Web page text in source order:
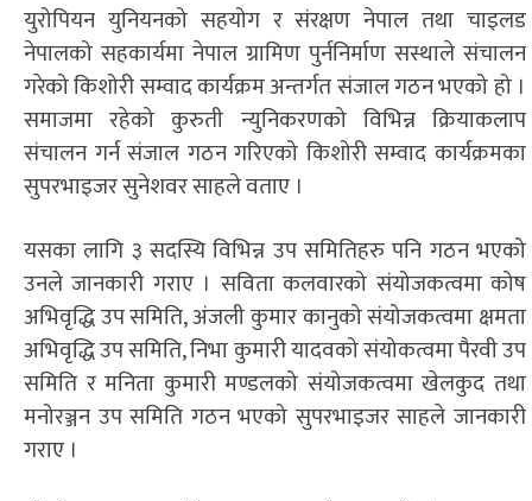
युरोपियन युनियनको सहयोग र संरक्षण नेपाल तथा चाइलड
नेपालको सहकार्यमा नेपाल ग्रामिण पुर्ननिर्माण सस्थाले संचालन
गरेको किशोरी सम्वाद कार्यक्रम अन्तर्गत संजाल गठन भएको हो ।
समाजमा रहेको कुरुती न्युनिकरणको विभिन्न क्रियाकलाप
संचालन गर्न संजाल गठन गरिएको किशोरी सम्वाद कार्यक्रमका
सुपरभाइजर सुनेशवर साहले वताए ।
यसका लागि ३ सदस्यि विभिन्न उप समितिहरु पनि गठन भएको
उनले जानकारी गराए । सविता कलवारको संयोजकत्वमा कोष
अभिवृद्धि उप समिति, अंजली कुमार कानुको संयोजकत्वमा क्षमता
अभिवृद्धि उप समिति, निभा कुमारी यादवको संयोकत्वमा पैरवी उप
समिति र मनिता कुमारी मण्डलको संयोजकत्वमा खेलकुद तथा
मनोरञ्जन उप समिति गठन भएको सुपरभाइजर साहले जानकारी
गराए ।